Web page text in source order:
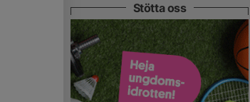
Stötta oss